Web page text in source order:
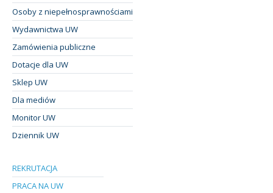
Osoby z niepełnosprawnościami
Wydawnictwa UW
Zamówienia publiczne
Dotacje dla UW
Sklep UW
Dla mediów
Monitor UW
Dziennik UW
REKRUTACJA
PRACA NA UW